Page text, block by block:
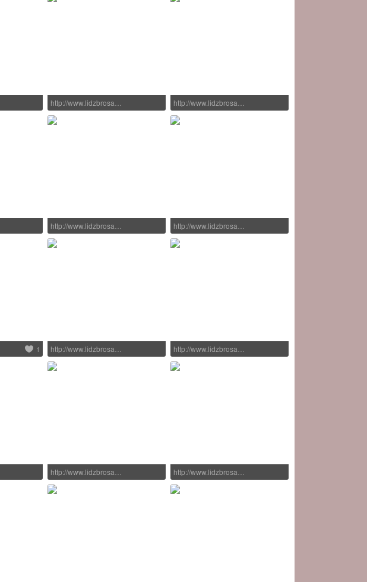
http://www.lidzbrosa… http://www.lidzbrosa…
http://www.lidzbrosa… http://www.lidzbrosa…
1 http://www.lidzbrosa… http://www.lidzbrosa…
http://www.lidzbrosa… http://www.lidzbrosa…